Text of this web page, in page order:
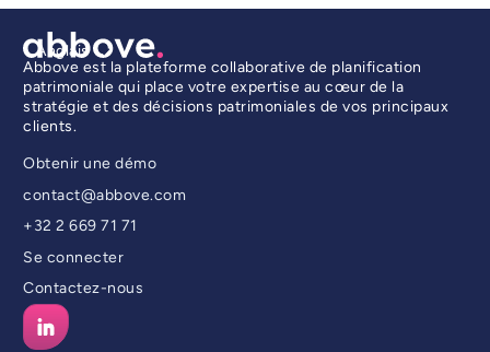
Anglais
Abbove est la plateforme collaborative de planification
patrimoniale qui place votre expertise au cœur de la
stratégie et des décisions patrimoniales de vos principaux
clients.
Obtenir une démo
contact@abbove.com
+32 2 669 71 71
Se connecter
Contactez-nous